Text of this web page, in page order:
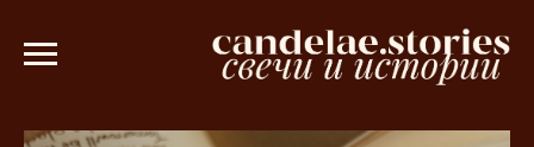
саше в подарок при заказе от